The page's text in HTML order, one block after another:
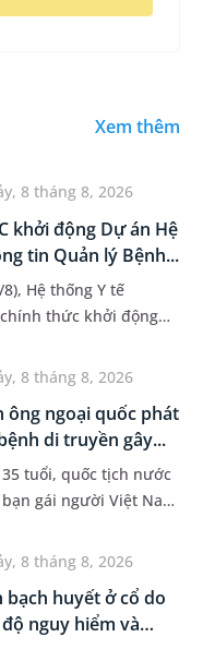
Xem thêm
8 tháng 8, 2026
khởi động Dự án Hệ
tin Quản lý Bệnh...
Hệ thống Y tế
chính thức khởi động
- Hospital
System) giai đoạn mới.
8 tháng 8, 2026
ông ngoại quốc phát
di truyền gây...
tuổi, quốc tịch nước
gái người Việt Nam
thăm khám và làm
chuyên sâu,...
8 tháng 8, 2026
bạch huyết ở cổ do
nguy hiểm và